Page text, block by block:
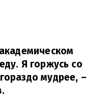
Я горжусь со
мудрее, –